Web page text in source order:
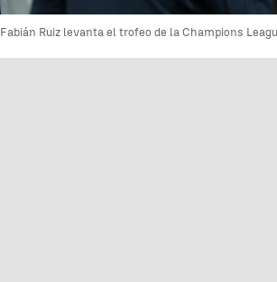
Fabián Ruiz levanta el trofeo de la Champions